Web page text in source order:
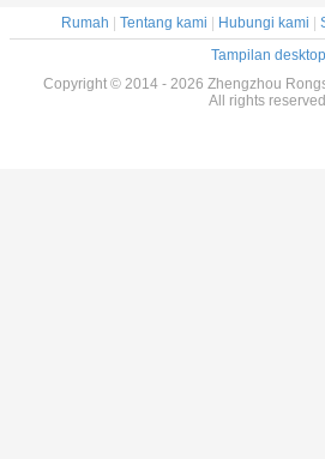
Rumah | Tentang kami | Hubungi kami |
Tampilan desktop
Copyright © 2014 - 2026 Zhengzhou
All rights